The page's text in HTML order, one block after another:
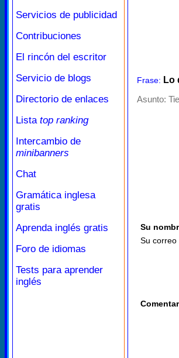
Servicios de publicidad
Contribuciones
El rincón del escritor
Servicio de blogs
Directorio de enlaces
Lista top ranking
Intercambio de
minibanners
Chat
Gramática inglesa
gratis
Aprenda inglés gratis
Foro de idiomas
Tests para aprender
inglés
Frase: Lo
Asunto:
Su
Su correo